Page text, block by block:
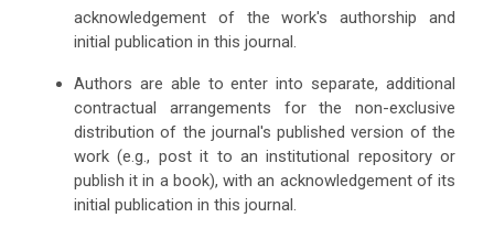
acknowledgement of the work's authorship and
initial publication in this journal.
Authors are able to enter into separate, additional
contractual arrangements for the non-exclusive
distribution of the journal's published version of the
work (e.g., post it to an institutional repository or
publish it in a book), with an acknowledgement of its
initial publication in this journal.